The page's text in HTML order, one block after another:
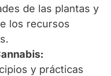
de las plantas y
los recursos
y prácticas